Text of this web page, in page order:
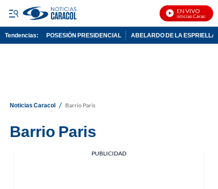
EN VIVO
Noticias Caracol En
Tendencias: POSESIÓN PRESIDENCIAL ABELARDO DE LA ESPRIELLA
Noticias Caracol / Barrio Paris
Barrio Paris
PUBLICIDAD